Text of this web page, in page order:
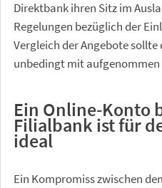
Direktbank ihren Sitz im
Regelungen bezüglich der
Vergleich der Angebote
unbedingt mit aufgenommen
Ein Online-Konto
Filialbank ist für
ideal
Ein Kompromiss zwischen